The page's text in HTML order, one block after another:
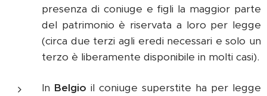
presenza di coniuge e figli la maggior parte
del patrimonio è riservata a loro per legge
(circa due terzi agli eredi necessari e solo un
terzo è liberamente disponibile in molti casi).
In Belgio il coniuge superstite ha per legge